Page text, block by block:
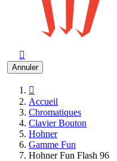

Annuler

Accueil
Chromatiques
Clavier Bouton
Hohner
Gamme Fun
Hohner Fun Flash 96